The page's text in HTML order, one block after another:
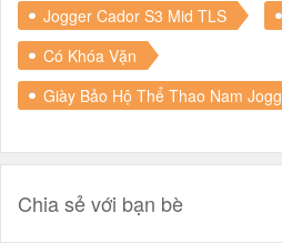
Jogger Cador S3 Mid TLS
Có Khóa Vặn
Giày Bảo Hộ Thể Thao Nam
Chia sẻ với bạn bè